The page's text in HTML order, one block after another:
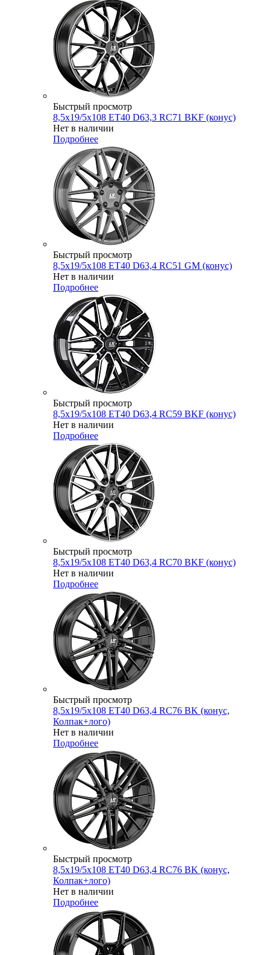
Быстрый просмотр
8,5x19/5x108 ET40 D63,3 RC71 BKF (конус)
Нет в наличии
Подробнее
Быстрый просмотр
8,5x19/5x108 ET40 D63,4 RC51 GM (конус)
Нет в наличии
Подробнее
Быстрый просмотр
8,5x19/5x108 ET40 D63,4 RC59 BKF (конус)
Нет в наличии
Подробнее
Быстрый просмотр
8,5x19/5x108 ET40 D63,4 RC70 BKF (конус)
Нет в наличии
Подробнее
Быстрый просмотр
8,5x19/5x108 ET40 D63,4 RC76 BK (конус,
Колпак+лого)
Нет в наличии
Подробнее
Быстрый просмотр
8,5x19/5x108 ET40 D63,4 RC76 BK (конус,
Колпак+лого)
Нет в наличии
Подробнее